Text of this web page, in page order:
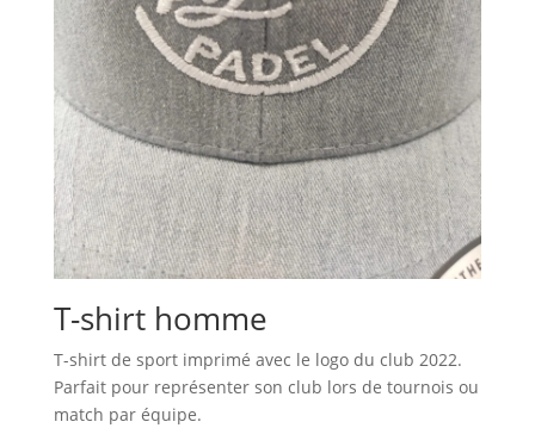
T-shirt homme
T-shirt de sport imprimé avec le logo du club 2022.
Parfait pour représenter son club lors de tournois ou
match par équipe.